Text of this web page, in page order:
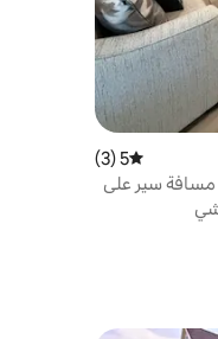
متوسط التقييم 5 من 5، 3 مراجعات
5 (3)
سير على